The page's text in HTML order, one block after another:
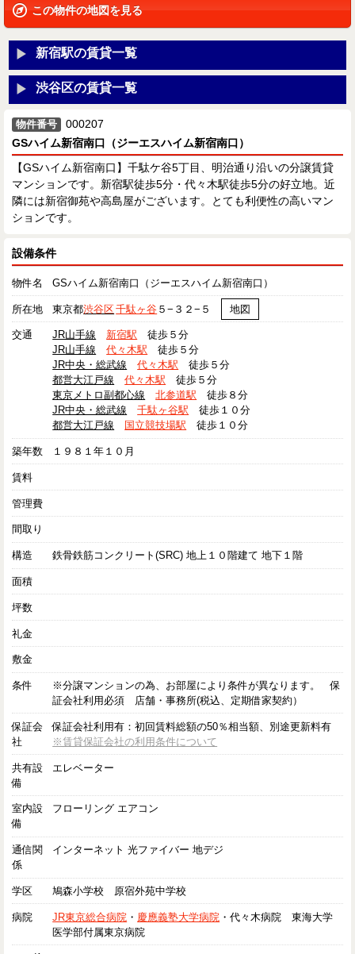
この物件の地図を見る
新宿駅の賃貸一覧
渋谷区の賃貸一覧
物件番号
000207
GSハイム新宿南口（ジーエスハイム新宿南口）
【GSハイム新宿南口】千駄ケ谷5丁目、明治通り沿いの分譲賃貸
マンションです。新宿駅徒歩5分・代々木駅徒歩5分の好立地。近
隣には新宿御苑や高島屋がございます。とても利便性の高いマン
ションです。
設備条件
物件名 GSハイム新宿南口（ジーエスハイム新宿南口）
所在地 東京都渋谷区千駄ヶ谷 ５−３２−５ 地図
交通 JR山手線 新宿駅 徒歩５分
JR山手線
代々木駅 徒歩５分
JR中央・総武線
代々木駅 徒歩５分
都営大江戸線
代々木駅 徒歩５分
東京メトロ副都心線
北参道駅 徒歩８分
JR中央・総武線
千駄ヶ谷駅 徒歩１０分
都営大江戸線
国立競技場駅 徒歩１０分
築年数 １９８１年１０月
賃料
管理費
間取り
構造 鉄骨鉄筋コンクリート(SRC) 地上１０階建て 地下１階
面積
坪数
礼金
敷金
条件
※分譲マンションの為、お部屋により条件が異なります。 保
証会社利用必須 店舗・事務所(税込、定期借家契約）
保証会
社
保証会社利用有：初回賃料総額の50％相当額、別途更新料有
※賃貸保証会社の利用条件について
共有設
備
エレベーター
室内設
備
フローリング エアコン
通信関
係
インターネット 光ファイバー 地デジ
学区 鳩森小学校 原宿外苑中学校
病院 JR東京総合病院 ・ 慶應義塾大学病院 ・代々木病院 東海大学
医学部付属東京病院